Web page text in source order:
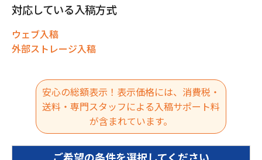
対応している入稿方式
ウェブ入稿
外部ストレージ入稿
安心の総額表示！表示価格には、消費税・
送料・専門スタッフによる入稿サポート料
が含まれています。